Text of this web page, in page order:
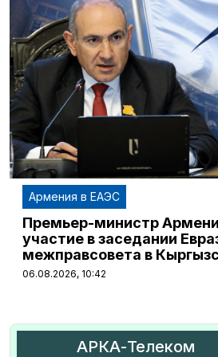
Армения в ЕАЭС
Премьер-министр
участие в заседании
межправсовета в
06.08.2026, 10:42
АРКА-Телеком